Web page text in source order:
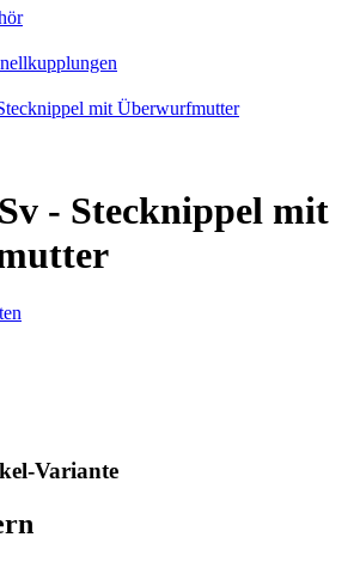
mit Überwurfmutter
- Stecknippel mit
Variante